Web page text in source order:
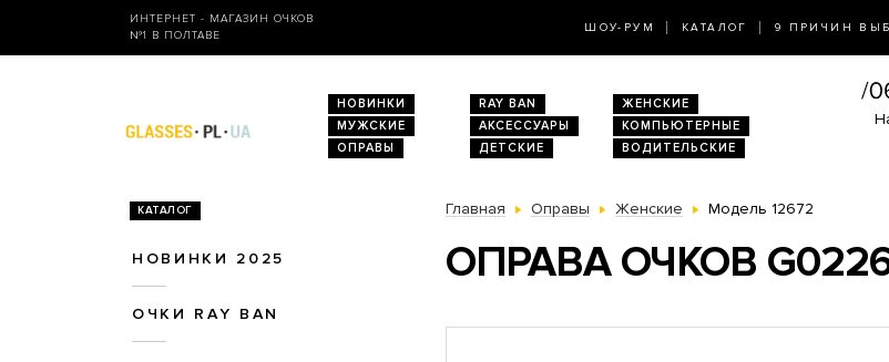
ИНТЕРНЕТ - МАГАЗИН ОЧКОВ
№1 В ПОЛТАВЕ
ШОУ-РУМ КАТАЛОГ 9 ПРИЧИН
НОВИНКИ RAY BAN
ЖЕНСКИЕ
МУЖСКИЕ
АКСЕССУАРЫ
КОМПЬЮТЕРНЫЕ
ОПРАВЫ
ДЕТСКИЕ ВОДИТЕЛЬСКИЕ
КАТАЛОГ
НОВИНКИ 2025
ОЧКИ RAY BAN
Главная Оправы Женские Модель 12672
ОПРАВА ОЧКОВ